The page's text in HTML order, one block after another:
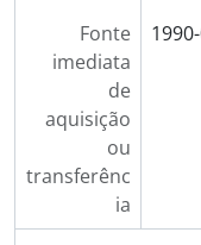
Fonte
imediata
de
aquisição
ou
transferênc
ia